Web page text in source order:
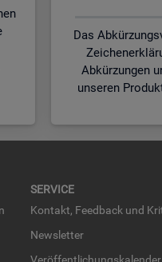
Das
Abkürzungen
unseren
SER­VICE
Kon­takt, Feed­back und
News­let­ter